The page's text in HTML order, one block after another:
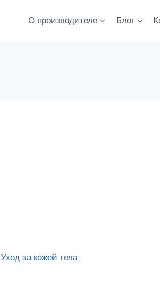
О производителе Блог
Уход за кожей тела